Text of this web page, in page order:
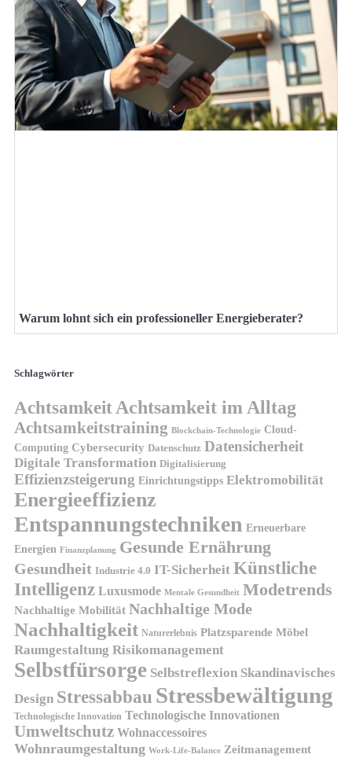
Warum lohnt sich ein professioneller Energieberater?
Schlagwörter
AchtsamkeitAchtsamkeit im Alltag
Achtsamkeitstraining Blockchain-Technologie Cloud-
Computing Cybersecurity Datenschutz Datensicherheit
Digitale Transformation Digitalisierung
Effizienzsteigerung Einrichtungstipps Elektromobilität
Energieeffizienz
Entspannungstechniken Erneuerbare
Energien Finanzplanung Gesunde Ernährung
Gesundheit Industrie 4.0 IT-Sicherheit Künstliche
Intelligenz Luxusmode Mentale Gesundheit Modetrends
Nachhaltige Mobilität Nachhaltige Mode
Nachhaltigkeit Naturerlebnis Platzsparende Möbel
Raumgestaltung Risikomanagement
Selbstfürsorge Selbstreflexion Skandinavisches
Design Stressabbau Stressbewältigung
Technologische Innovation Technologische Innovationen
Umweltschutz Wohnaccessoires
Wohnraumgestaltung Work-Life-Balance Zeitmanagement